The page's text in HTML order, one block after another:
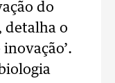
do
detalha o
inovação’.